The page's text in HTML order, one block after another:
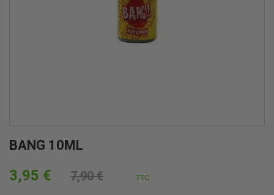
BANG 10ML
3,95 € 7,90 € TTC